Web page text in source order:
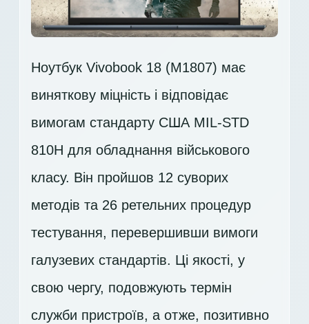
Ноутбук Vivobook 18 (M1807) має
виняткову міцність і відповідає
вимогам стандарту США MIL-STD
810H для обладнання військового
класу. Він пройшов 12 суворих
методів та 26 ретельних процедур
тестування, перевершивши вимоги
галузевих стандартів. Ці якості, у
свою чергу, подовжують термін
служби пристроїв, а отже, позитивно